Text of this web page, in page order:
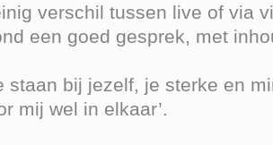
verschil tussen live of via
een goed gesprek, met
staan bij jezelf, je sterke en
mij wel in elkaar’.